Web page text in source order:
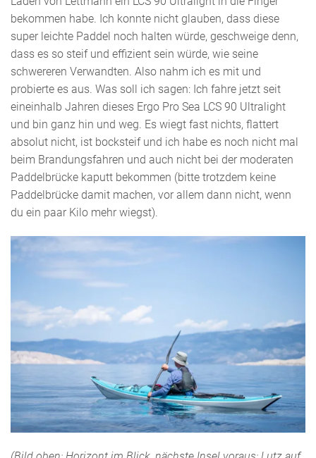
bekommen habe. Ich konnte nicht glauben, dass diese
super leichte Paddel noch halten würde, geschweige denn,
dass es so steif und effizient sein würde, wie seine
schwereren Verwandten. Also nahm ich es mit und
probierte es aus. Was soll ich sagen: Ich fahre jetzt seit
eineinhalb Jahren dieses Ergo Pro Sea LCS 90 Ultralight
und bin ganz hin und weg. Es wiegt fast nichts, flattert
absolut nicht, ist bocksteif und ich habe es noch nicht mal
beim Brandungsfahren und auch nicht bei der moderaten
Paddelbrücke kaputt bekommen (bitte trotzdem keine
Paddelbrücke damit machen, vor allem dann nicht, wenn
du ein paar Kilo mehr wiegst).